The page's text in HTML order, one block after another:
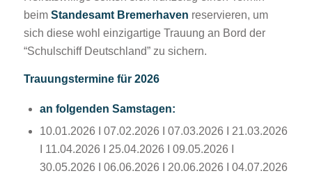
beim Standesamt Bremerhaven reservieren, um
sich diese wohl einzigartige Trauung an Bord der
“Schulschiff Deutschland” zu sichern.
Trauungstermine für 2026
an folgenden Samstagen:
10.01.2026 I 07.02.2026 I 07.03.2026 I 21.03.2026
I 11.04.2026 I 25.04.2026 I 09.05.2026 I
30.05.2026 I 06.06.2026 I 20.06.2026 I 04.07.2026